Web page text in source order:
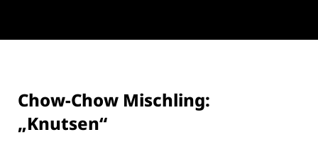
Chow-Chow Mischling:
„Knutsen“